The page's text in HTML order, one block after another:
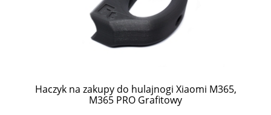
Haczyk na zakupy do hulajnogi Xiaomi M365,
M365 PRO Grafitowy